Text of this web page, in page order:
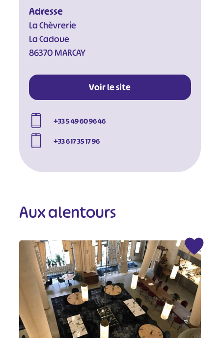
Adresse
La Chèvrerie
La Cadoue
86370 MARCAY
Voir le site
+33 5 49 60 96 46
+33 6 17 35 17 96
Aux alentours